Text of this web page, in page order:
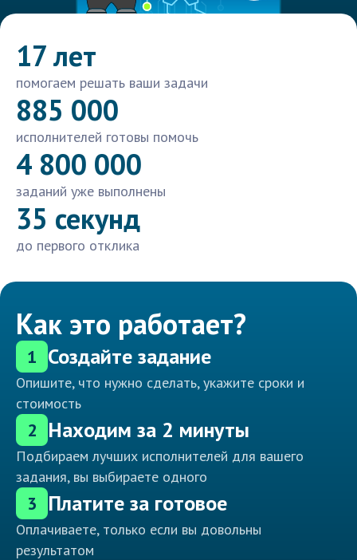
17 лет
помогаем решать ваши задачи
885 000
исполнителей готовы помочь
4 800 000
заданий уже выполнены
35 секунд
до первого отклика
Как это работает?
1 Создайте задание
Опишите, что нужно сделать, укажите сроки и
стоимость
2 Находим за 2 минуты
Подбираем лучших исполнителей для вашего
задания, вы выбираете одного
3 Платите за готовое
Оплачиваете, только если вы довольны
результатом